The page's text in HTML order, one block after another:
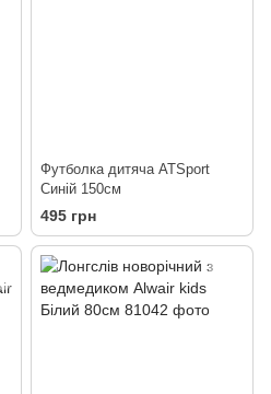
Футболка дитяча ATSport
Синій 150см
495 грн